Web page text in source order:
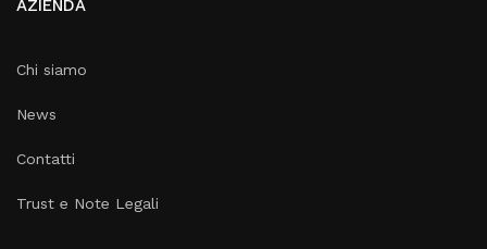
AZIENDA
Chi siamo
News
Contatti
Trust e Note Legali